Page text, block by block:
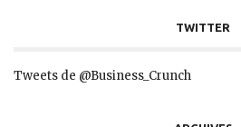
TWITTER
Tweets de @Business_Crunch